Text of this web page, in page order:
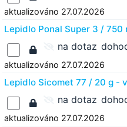
aktualizováno 27.07.2026
Lepidlo Ponal Super 3 / 750
na dotaz
aktualizováno 27.07.2026
Lepidlo Sicomet 77 / 20 g -
na dotaz
aktualizováno 27.07.2026